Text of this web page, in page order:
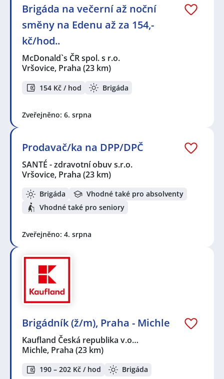
Brigáda na večerní až noční
směny na Edenu až za 154,-
kč/hod..
McDonald`s ČR spol. s r.o.
Vršovice, Praha (23 km)
154 Kč / hod Brigáda
Zveřejněno: 6. srpna
Prodavač/ka na DPP/DPČ
SANTÉ - zdravotní obuv s.r.o.
Vršovice, Praha (23 km)
Brigáda
Vhodné také pro absolventy
Vhodné také pro seniory
Zveřejněno: 4. srpna
Brigádník (ž/m), Praha - Michle
Kaufland Česká republika v.o…
Michle, Praha (23 km)
190 – 202 Kč / hod Brigáda